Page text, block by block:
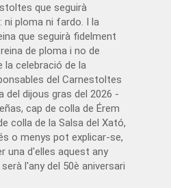
que seguirà
ni ploma ni fardo. I la
que seguirà fidelment
de ploma i no de
la celebració de la
del Carnestoltes
del dijous gras del 2026 -
cap de colla de Érem
colla de la Salsa del Xató,
o menys pot explicar-se,
una d'elles aquest any
l'any del 50è aniversari